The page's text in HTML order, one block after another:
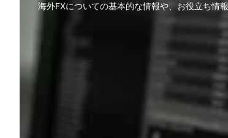
海外FXについての基本的な情報や、お役立ち情